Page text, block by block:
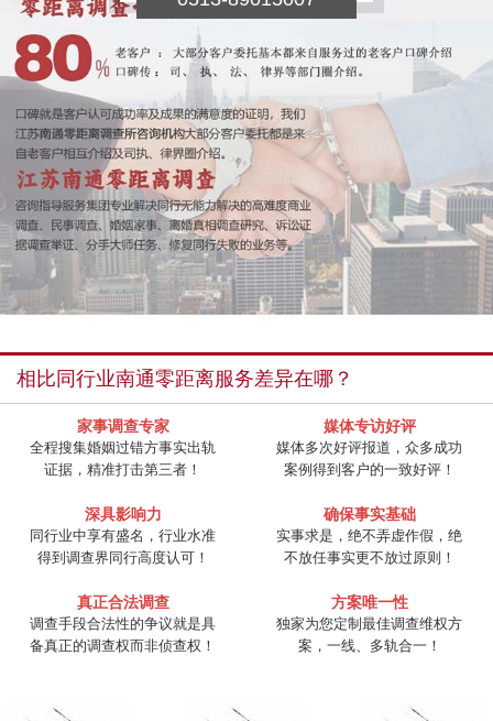
相比同行业南通零距离服务差异在哪？
家事调查专家
全程搜集婚姻过错方事实出轨
证据，精准打击第三者！
媒体专访好评
媒体多次好评报道，众多成功
案例得到客户的一致好评！
深具影响力
同行业中享有盛名，行业水准
得到调查界同行高度认可！
确保事实基础
实事求是，绝不弄虚作假，绝
不放任事实更不放过原则！
真正合法调查
调查手段合法性的争议就是具
备真正的调查权而非侦查权！
方案唯一性
独家为您定制最佳调查维权方
案，一线、多轨合一！